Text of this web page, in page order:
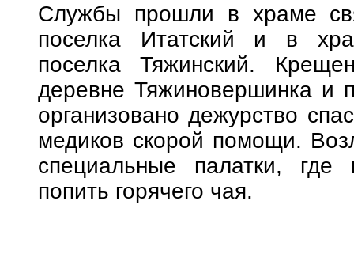
Службы прошли в храме
поселка Итатский и в
поселка Тяжинский.
деревне Тяжиновершинка и
организовано дежурство
медиков скорой помощи.
специальные палатки,
попить горячего чая.